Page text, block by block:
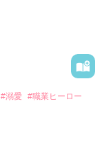
いいんだろ
？
#溺愛 #職業ヒーロー